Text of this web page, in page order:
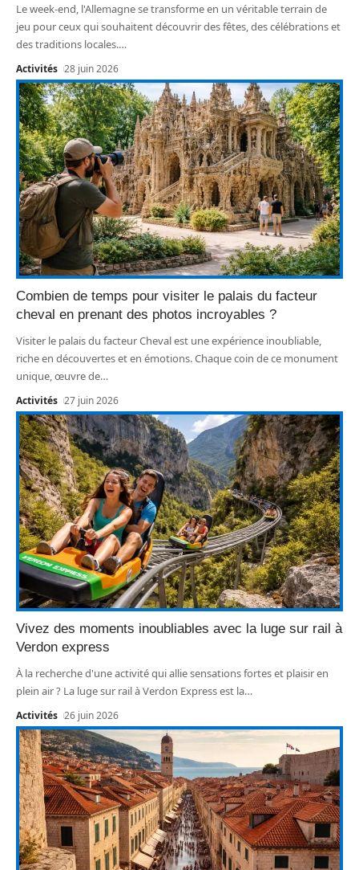
Le week-end, l'Allemagne se transforme en un véritable terrain de
jeu pour ceux qui souhaitent découvrir des fêtes, des célébrations et
des traditions locales.…
Activités 28 juin 2026
Combien de temps pour visiter le palais du facteur
cheval en prenant des photos incroyables ?
Visiter le palais du facteur Cheval est une expérience inoubliable,
riche en découvertes et en émotions. Chaque coin de ce monument
unique, œuvre de…
Activités 27 juin 2026
Vivez des moments inoubliables avec la luge sur rail à
Verdon express
À la recherche d'une activité qui allie sensations fortes et plaisir en
plein air ? La luge sur rail à Verdon Express est la…
Activités 26 juin 2026